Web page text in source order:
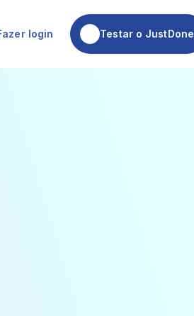
login Testar o JustDone